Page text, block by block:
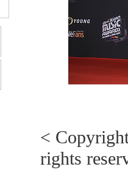
<
rights